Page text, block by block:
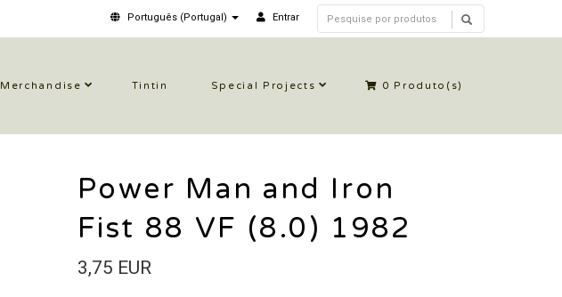
Português (Portugal) Entrar
Merchandise Tintin Special Projects 0 Produto(s)
Power Man and Iron
Fist 88 VF (8.0) 1982
3,75 EUR